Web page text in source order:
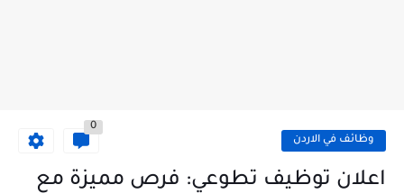
وظائف في الاردن
0
اعلان توظيف تطوعي: فرص مميزة مع